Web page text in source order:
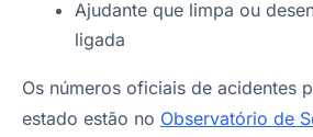
Ajudante que limpa ou
ligada
Os números oficiais de acidentes
estado estão no Observatório de